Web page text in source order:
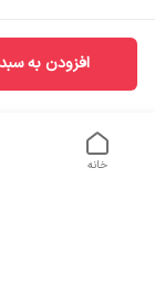
افزودن به
خانه